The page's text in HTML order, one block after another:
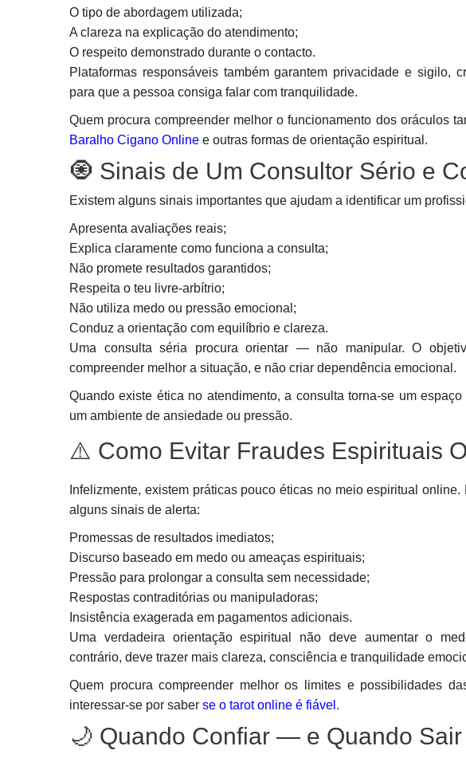
O tipo de abordagem utilizada;
A clareza na explicação do atendimento;
O respeito demonstrado durante o contacto.
Plataformas responsáveis também garantem privacidade e sigilo,
para que a pessoa consiga falar com tranquilidade.
Quem procura compreender melhor o funcionamento dos oráculos
Baralho Cigano Online e outras formas de orientação espiritual.
🧿 Sinais de Um Consultor Sério e
Existem alguns sinais importantes que ajudam a identificar um
Apresenta avaliações reais;
Explica claramente como funciona a consulta;
Não promete resultados garantidos;
Respeita o teu livre-arbítrio;
Não utiliza medo ou pressão emocional;
Conduz a orientação com equilíbrio e clareza.
Uma consulta séria procura orientar — não manipular. O
compreender melhor a situação, e não criar dependência emocional.
Quando existe ética no atendimento, a consulta torna-se um
um ambiente de ansiedade ou pressão.
⚠️ Como Evitar Fraudes Espirituais
Infelizmente, existem práticas pouco éticas no meio espiritual
alguns sinais de alerta:
Promessas de resultados imediatos;
Discurso baseado em medo ou ameaças espirituais;
Pressão para prolongar a consulta sem necessidade;
Respostas contraditórias ou manipuladoras;
Insistência exagerada em pagamentos adicionais.
Uma verdadeira orientação espiritual não deve aumentar o
contrário, deve trazer mais clareza, consciência e tranquilidade
Quem procura compreender melhor os limites e possibilidades
interessar-se por saber se o tarot online é fiável .
🌙 Quando Confiar — e Quando Sair